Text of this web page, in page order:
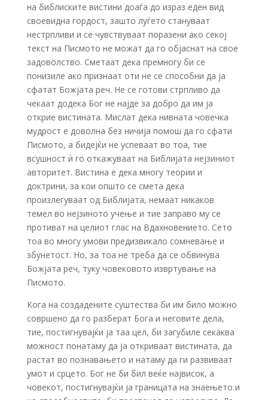
на библиските вистини доаѓа до израз еден вид
своевидна гордост, зашто луѓето стануваат
нестрпливи и се чувствуваат поразени ако секој
текст на Писмото не можат да го објаснат на свое
задоволство. Сметаат дека премногу би се
понизиле ако признаат оти не се способни да ја
сфатат Божјата реч. Не се готови стрпливо да
чекаат додека Бог не најде за добро да им ја
открие вистината. Мислат дека нивната човечка
мудрост е доволна без ничија помош да го сфати
Писмото, а бидејќи не успеваат во тоа, тие
всушност ѝ го откажуваат на Библијата нејзиниот
авторитет. Вистина е дека многу теории и
доктрини, за кои општо се смета дека
произлегуваат од Библијата, немаат никаков
темел во нејзиното учење и тие заправо му се
противат на целиот глас на Вдахновението. Сето
тоа во многу умови предизвикало сомневање и
збунетост. Но, за тоа не треба да се обвинува
Божјата реч, туку човековото извртување на
Писмото.
Кога на создадените суштества би им било можно
совршено да го разберат Бога и неговите дела,
тие, постигнувајќи ја таа цел, би загубиле секаква
можност понатаму да ја откриваат вистината, да
растат во познавањето и натаму да ги развиваат
умот и срцето. Бог не би бил веќе највисок, а
човекот, постигнувајќи ја границата на знаењето и